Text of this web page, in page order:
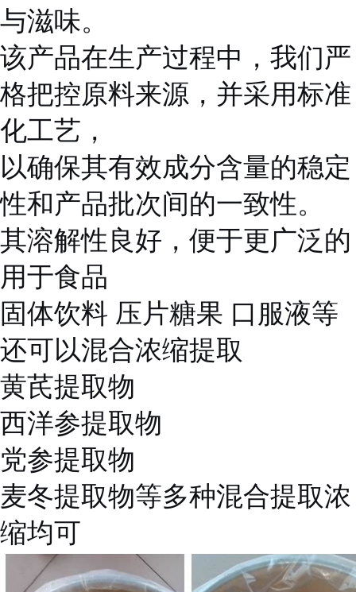
与滋味。
该产品在生产过程中，我们严
格把控原料来源，并采用标准
化工艺，
以确保其有效成分含量的稳定
性和产品批次间的一致性。
其溶解性良好，便于更广泛的
用于食品
固体饮料 压片糖果 口服液等
还可以混合浓缩提取
黄芪提取物
西洋参提取物
党参提取物
麦冬提取物等多种混合提取浓
缩均可